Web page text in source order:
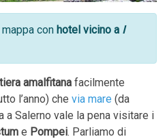
con hotel vicino a I
amalfitana facilmente
l’anno) che via mare (da
a Salerno vale la pena visitare i
e Pompei. Parliamo di